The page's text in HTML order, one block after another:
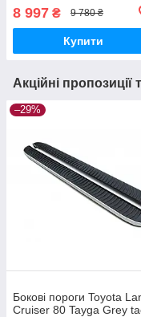
8 997 ₴ 9 780 ₴
Купити
Акційні пропозиції
–29%
Бокові пороги Toyota
Cruiser 80 Tayga Grey